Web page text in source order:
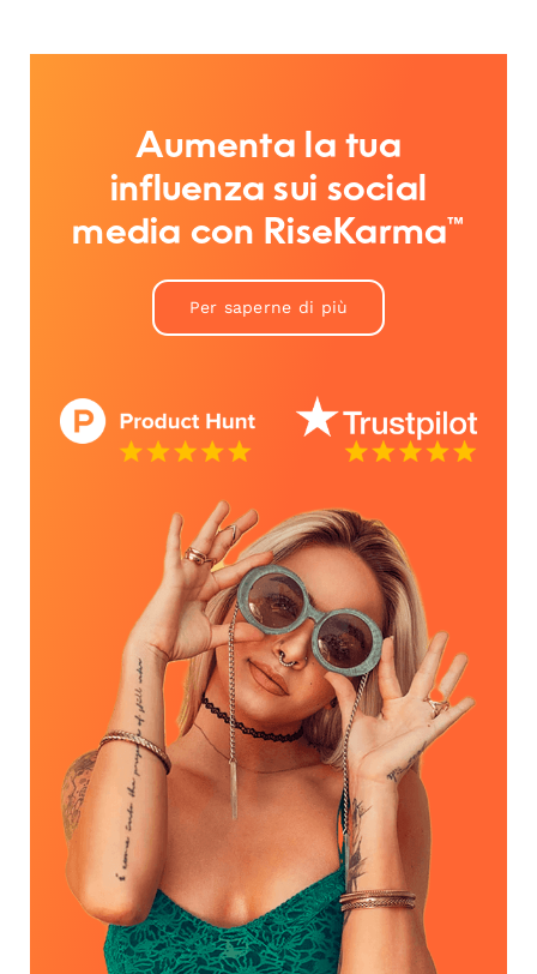
Aumenta la tua
influenza sui social
media con RiseKarma™
Per saperne di più